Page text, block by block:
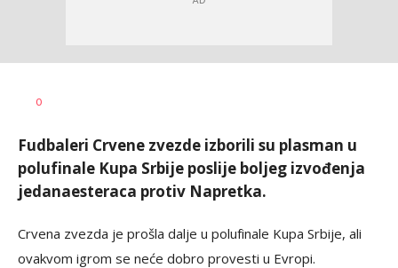
AUTOR
0
Fudbaleri Crvene zvezde izborili su plasman u
polufinale Kupa Srbije poslije boljeg izvođenja
jedanaesteraca protiv Napretka.
Crvena zvezda je prošla dalje u polufinale Kupa Srbije, ali
ovakvom igrom se neće dobro provesti u Evropi.